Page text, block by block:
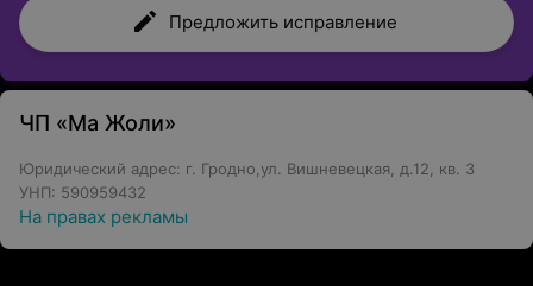
Предложить исправление
ЧП «Ма Жоли»
Юридический адрес: г. Гродно,ул. Вишневецкая, д.12, кв. 3
УНП: 590959432
На правах рекламы